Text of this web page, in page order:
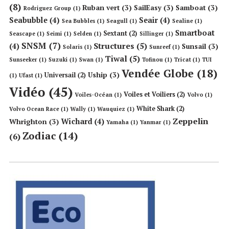
(8) Rodriguez Group (1) Ruban vert (3) SailEasy(3) Samboat (3)
Seabubble (4) Sea Bubbles (1) Seagull (1) Seair(4) Sealine (1)
Seascape (1) Seimi (1) Selden (1) Sextant (2) Sillinger (1) Smartboat
(4) SNSM (7) Solaris (1) Structures (5) Sunreef(1) Sunsail (3)
Sunseeker (1) Suzuki (1) Swan (1) Tiwal (5) Tofinou (1) Tricat(1) TUI
(1) Ufast(1) Universail (2) Uship (3) Vendée Globe (18)
Vidéo (45) Voiles-Océan (1) Voiles et Voiliers (2) Volvo (1)
Volvo Ocean Race (1) Wally (1) Wauquiez (1) White Shark(2)
Whrighton (3) Wichard(4) Yamaha (1) Yanmar (1) Zeppelin
(6) Zodiac (14)